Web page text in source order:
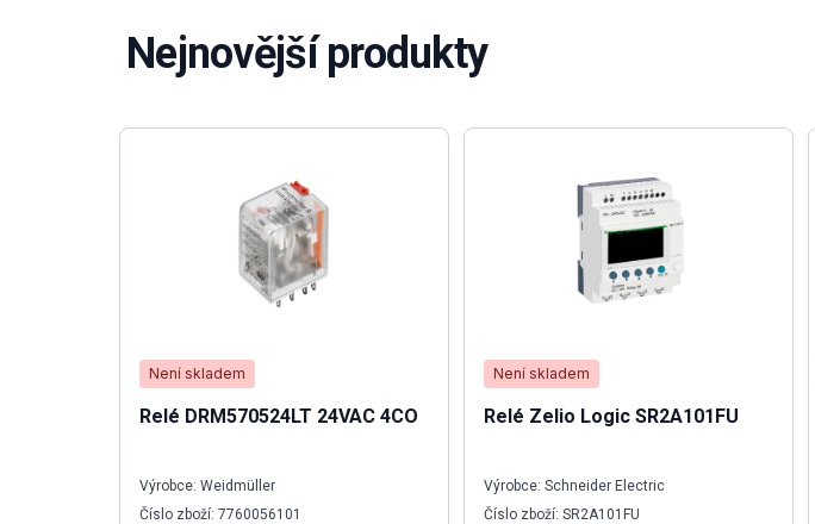
Nejnovější produkty
Není skladem
Relé DRM570524LT 24VAC 4CO
Výrobce: Weidmüller
Číslo zboží: 7760056101
Není skladem
Relé Zelio Logic SR2A101FU
Výrobce: Schneider Electric
Číslo zboží: SR2A101FU